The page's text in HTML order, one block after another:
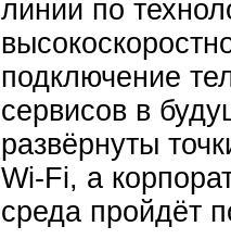
линии по
подключение
сервисов в
развёрнуты
Wi-Fi, а
среда пройдёт